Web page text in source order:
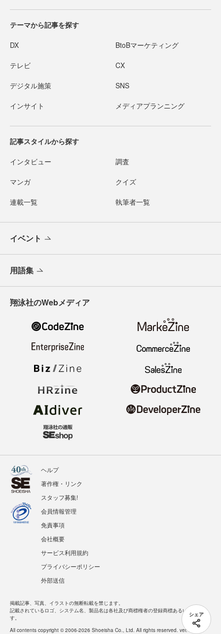
シェア
テーマから記事を探す
DX BtoBマーケティング
テレビ CX
デジタル施策 SNS
インサイト メディアプランニング
記事スタイルから探す
インタビュー 調査
マンガ クイズ
連載一覧 執筆者一覧
イベント
用語集
翔泳社のWebメディア
ヘルプ
著作権・リンク
スタッフ募集!
会員情報管理
免責事項
会社概要
サービス利用規約
プライバシーポリシー
外部送信
掲載記事、写真、イラストの無断転載を禁じます。
記載されているロゴ、システム名、製品名は各社及び商標権者の登録商標あるいは商標で
す。
All contents copyright © 2006-2026 Shoeisha Co., Ltd. All rights reserved. ver.1.5